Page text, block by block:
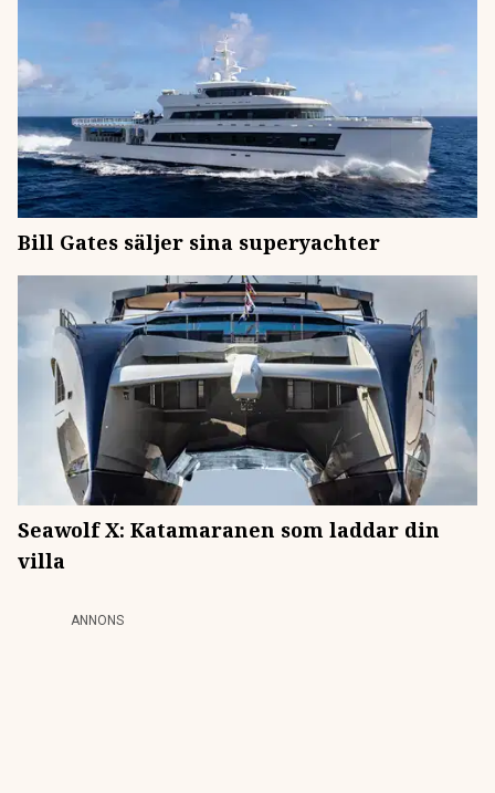
Bill Gates säljer sina superyachter
Seawolf X: Katamaranen som laddar din
villa
ANNONS